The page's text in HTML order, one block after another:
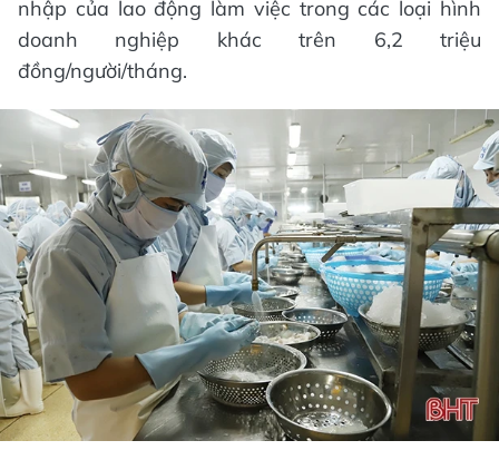
nhập của lao động làm việc trong các loại hình
doanh nghiệp khác trên 6,2 triệu
đồng/người/tháng.